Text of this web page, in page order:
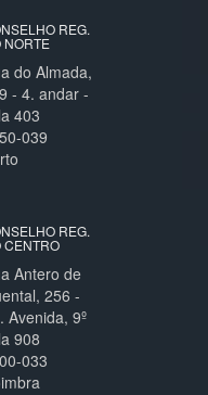
REG.
NORTE
do Almada,
- 4. andar -
403
039
REG.
CENTRO
Antero de
256 -
Avenida, 9º
908
033